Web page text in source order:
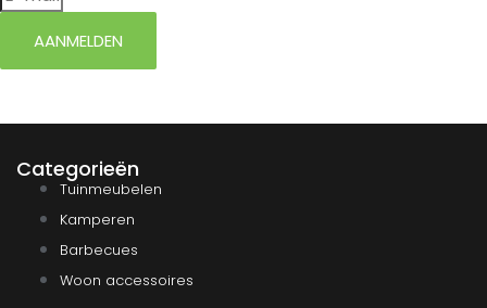
AANMELDEN
Categorieën
Tuinmeubelen
Kamperen
Barbecues
Woon accessoires